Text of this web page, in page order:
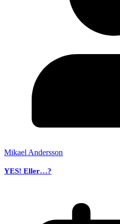
Mikael Andersson
YES! Eller…?